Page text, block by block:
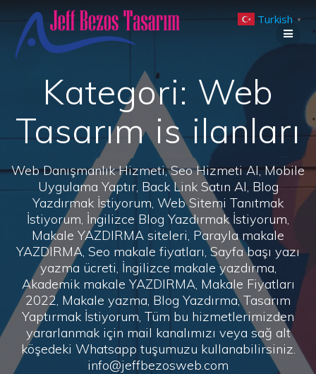
to
Kategori: Web
Tasarım is ilanları
Web Danışmanlık Hizmeti, Seo Hizmeti Al, Mobile
Uygulama Yaptır, Back Link Satın Al, Blog
Yazdırmak İstiyorum, Web Sitemi Tanıtmak
İstiyorum, İngilizce Blog Yazdırmak İstiyorum,
Makale YAZDIRMA siteleri, Parayla makale
YAZDIRMA, Seo makale fiyatları, Sayfa başı yazı
yazma ücreti, İngilizce makale yazdırma,
Akademik makale YAZDIRMA, Makale Fiyatları
2022, Makale yazma, Blog Yazdırma, Tasarım
Yaptırmak İstiyorum, Tüm bu hizmetlerimizden
yararlanmak için mail kanalımızı veya sağ alt
köşedeki Whatsapp tuşumuzu kullanabilirsiniz.
info@jeffbezosweb.com
Turkish ▼